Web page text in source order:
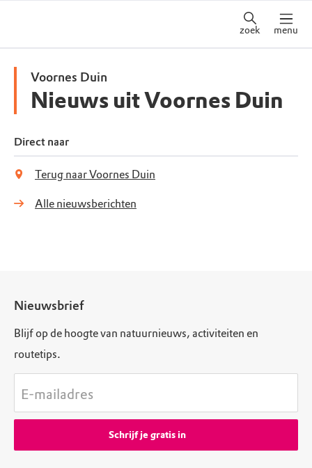
zoek menu
Voornes Duin
Nieuws uit Voornes Duin
Direct naar
Terug naar Voornes Duin
Alle nieuwsberichten
Nieuwsbrief
Blijf op de hoogte van natuurnieuws, activiteiten en
routetips.
E-mailadres
Schrijf je gratis in